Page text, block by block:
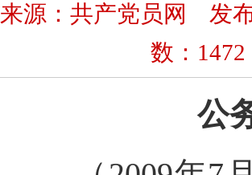
来源：共产党员网 发
数： 1472
公